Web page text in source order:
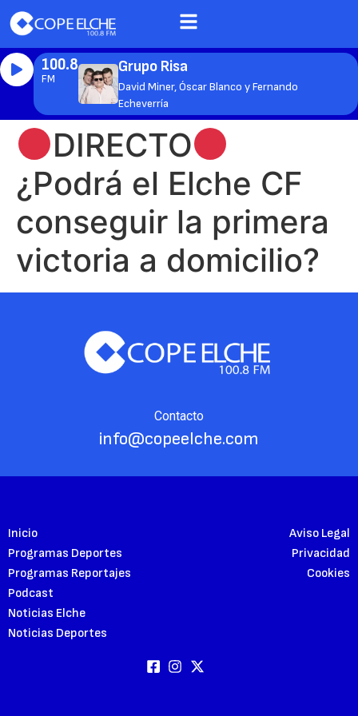
100.8
FM
Grupo Risa
David Miner, Óscar Blanco y Fernando
Echeverría
DIRECTO
¿Podrá el Elche CF
conseguir la primera
victoria a domicilio?
Contacto
info@copeelche.com
Inicio
Programas Deportes
Programas Reportajes
Podcast
Noticias Elche
Noticias Deportes
Aviso Legal
Privacidad
Cookies